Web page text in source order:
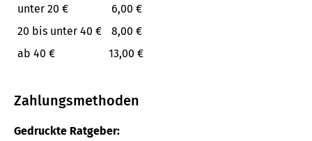
unter 20 €
6,00 €
20 bis unter 40 €
8,00 €
ab 40 €
13,00 €
Zahlungsmethoden
Gedruckte Ratgeber: